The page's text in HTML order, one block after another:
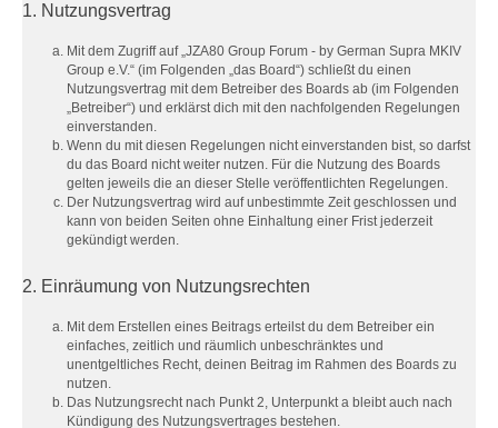
1. Nutzungsvertrag
Mit dem Zugriff auf „JZA80 Group Forum - by German Supra MKIV
Group e.V.“ (im Folgenden „das Board“) schließt du einen
Nutzungsvertrag mit dem Betreiber des Boards ab (im Folgenden
„Betreiber“) und erklärst dich mit den nachfolgenden Regelungen
einverstanden.
Wenn du mit diesen Regelungen nicht einverstanden bist, so darfst
du das Board nicht weiter nutzen. Für die Nutzung des Boards
gelten jeweils die an dieser Stelle veröffentlichten Regelungen.
Der Nutzungsvertrag wird auf unbestimmte Zeit geschlossen und
kann von beiden Seiten ohne Einhaltung einer Frist jederzeit
gekündigt werden.
2. Einräumung von Nutzungsrechten
Mit dem Erstellen eines Beitrags erteilst du dem Betreiber ein
einfaches, zeitlich und räumlich unbeschränktes und
unentgeltliches Recht, deinen Beitrag im Rahmen des Boards zu
nutzen.
Das Nutzungsrecht nach Punkt 2, Unterpunkt a bleibt auch nach
Kündigung des Nutzungsvertrages bestehen.